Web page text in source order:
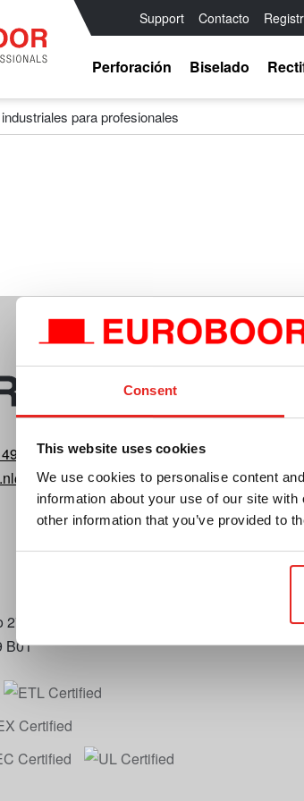
Consent
This website uses cookies
We use cookies to personalise content
information about your use of our site
other information that you’ve provided to
Support Contacto
Perforación Biselado
para profesionales
B01
Privacidad
Catálogo
Boletín